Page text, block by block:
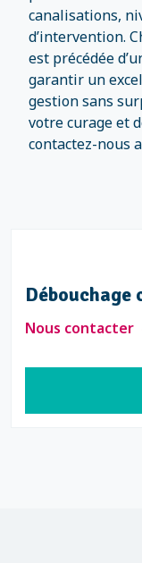
canalisations,
d’intervention.
est précédée
garantir un
gestion sans
votre curage et
contactez-nous
Curage de
Nous contacter